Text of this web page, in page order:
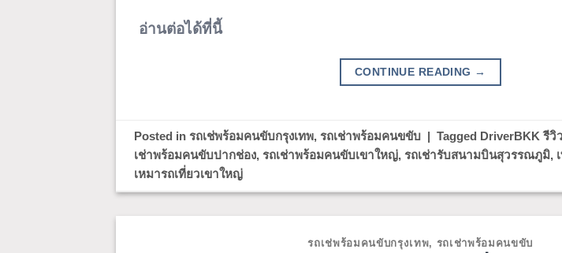
อ่านต่อได้ที่นี้
CONTINUE READING →
Posted in รถเช่พร้อมคนขับกรุงเทพ, รถเช่าพร้อมคนขขับ | Tagged DriverBKK รีวิว
เช่าพร้อมคนขับปากช่อง, รถเช่าพร้อมคนขับเขาใหญ่, รถเช่ารับสนามบินสุวรรณภูมิ,
เหมารถเที่ยวเขาใหญ่
รถเช่พร้อมคนขับกรุงเทพ, รถเช่าพร้อมคนขขับ